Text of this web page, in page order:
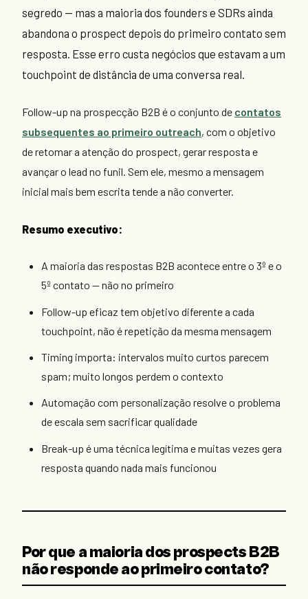
segredo — mas a maioria dos founders e SDRs ainda
abandona o prospect depois do primeiro contato sem
resposta. Esse erro custa negócios que estavam a um
touchpoint de distância de uma conversa real.
Follow-up na prospecção B2B é o conjunto de contatos
subsequentes ao primeiro outreach, com o objetivo
de retomar a atenção do prospect, gerar resposta e
avançar o lead no funil. Sem ele, mesmo a mensagem
inicial mais bem escrita tende a não converter.
Resumo executivo:
A maioria das respostas B2B acontece entre o 3º e o
5º contato — não no primeiro
Follow-up eficaz tem objetivo diferente a cada
touchpoint, não é repetição da mesma mensagem
Timing importa: intervalos muito curtos parecem
spam; muito longos perdem o contexto
Automação com personalização resolve o problema
de escala sem sacrificar qualidade
Break-up é uma técnica legítima e muitas vezes gera
resposta quando nada mais funcionou
Por que a maioria dos prospects B2B
não responde ao primeiro contato?